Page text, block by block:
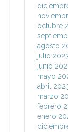
octubre
agosto
julio
junio
mayo
abril
marzo
febrero
enero